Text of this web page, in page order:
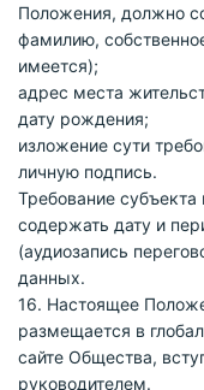
Положения, должно
фамилию,
имеется);
адрес места
дату рождения;
изложение сути
личную подпись.
Требование
содержать дату и
(аудиозапись
данных.
16. Настоящее
размещается в
сайте Общества,
руководителем.